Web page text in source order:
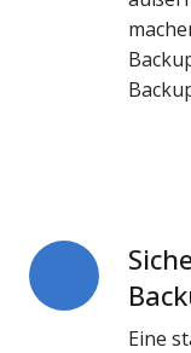
Eine
Sicheres
Windows
PC